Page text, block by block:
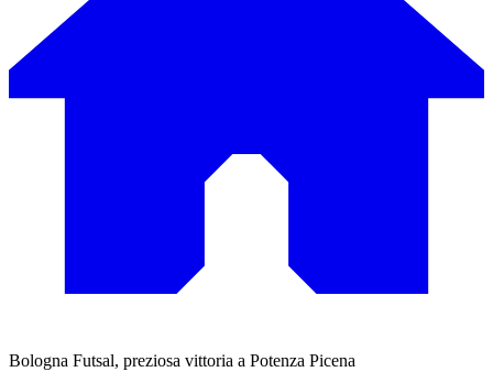
Bologna Futsal, preziosa vittoria a Potenza Picena